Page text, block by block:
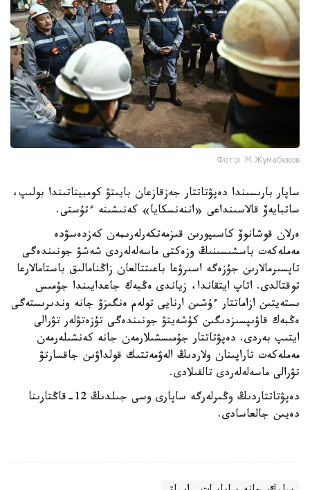
Фото: М.Жұмабеков
ساپار بارىسىندا دەپۋتاتتار جەزقازعان بايىتۋ كومبيناتىندا بولىپ،
ساتبايەۆ قالاسىنداعى «اننەنسكايا» كەنىشىنە ءتۇستى.
ەرلان قوشانوۆ كاسىپورىن قىزمەتكەرلەرىمەن كەزدەسۋدە
مەملەكەت باسشىسىنىڭ وزەكتى ماسەلەلەردى شەشۋ جونىندەگى
تاپسىرمالارىن جۇزەگە اسىرۋعا باعىتتالعان زاڭنامالىق باستامالارعا
توقتالدى. اتاپ ايتقاندا، زياندى ەڭبەك جاعدايىندا جۇمىس
ىستەيتىن ازاماتتار ءۇشىن ارنايى تولەم ەنگىزۋ جانە وندىرىستەگى
ەڭبەك قاۋىپسىزدىگىن كۇشەيتۋ جونىندەگى تۇزەتۋلەر تۋرالى
ايتىپ بەردى. دەپۋتاتتار جۇمىسشىلارمەن جانە كەنشىلەرمەن
مەملەكەت تاراپىنان ولاردىڭ الەۋمەتتىك قولداۋىن جاقسارتۋ
تۋرالى ماسەلەلەردى تالقىلادى.
دەپۋتاتتاردىڭ وڭىرلەرگە ساپارى وسى جىلدىڭ 12-قاڭتارىنا
دەيىن جالعاسادى.